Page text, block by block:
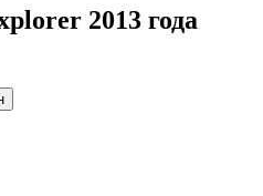
2013 года